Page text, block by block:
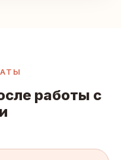
работы с